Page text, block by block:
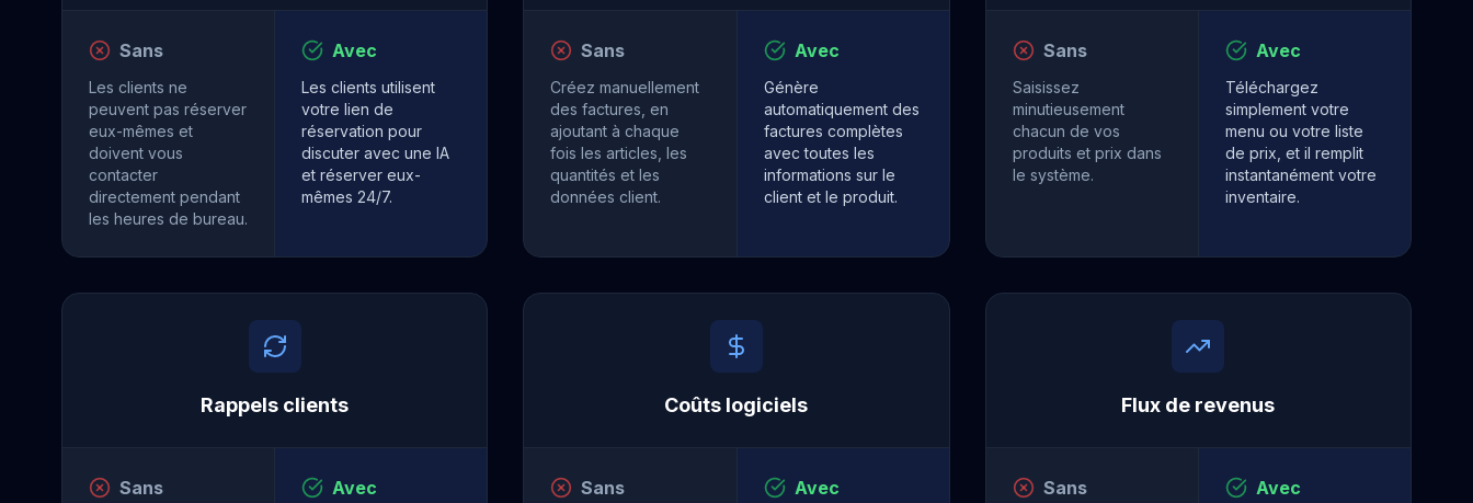
Sans
Les clients ne
peuvent pas réserver
eux-mêmes et
doivent vous
contacter
directement pendant
les heures de bureau.
Avec
Les clients utilisent
votre lien de
réservation pour
discuter avec une IA
et réserver eux-
mêmes 24/7.
Sans
Créez manuellement
des factures, en
ajoutant à chaque
fois les articles, les
quantités et les
données client.
Avec
Génère
automatiquement des
factures complètes
avec toutes les
informations sur le
client et le produit.
Sans
Saisissez
minutieusement
chacun de vos
produits et prix dans
le système.
Avec
Téléchargez
simplement votre
menu ou votre liste
de prix, et il remplit
instantanément votre
inventaire.
Rappels clients
Sans Avec
Coûts logiciels
Sans Avec
Flux de revenus
Sans Avec